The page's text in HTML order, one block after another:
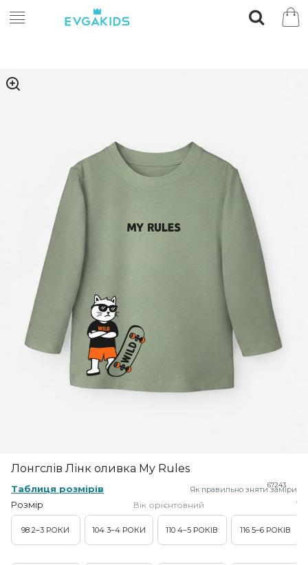
Лонгслів Лінк оливка My Rules
67243
Таблиця розмірів Як правильно зняти заміри
Розмір Вік орієнтовний
98 2–3 РОКИ 104 3–4 РОКИ 110 4–5 РОКІВ 116 5–6 РОКІВ